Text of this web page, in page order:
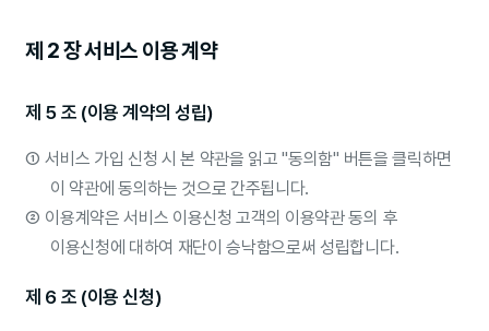
제 2 장 서비스 이용 계약
제 5 조 (이용 계약의 성립)
① 서비스 가입 신청 시 본 약관을 읽고 "동의함" 버튼을 클릭하면
이 약관에 동의하는 것으로 간주됩니다.
② 이용계약은 서비스 이용신청 고객의 이용약관 동의 후
이용신청에 대하여 재단이 승낙함으로써 성립합니다.
제 6 조 (이용 신청)